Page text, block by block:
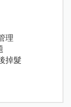
理
掉髮